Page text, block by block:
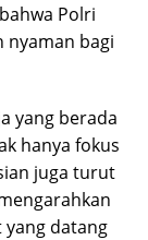
Polri
nyaman bagi
yang berada
hanya fokus
juga turut
datang